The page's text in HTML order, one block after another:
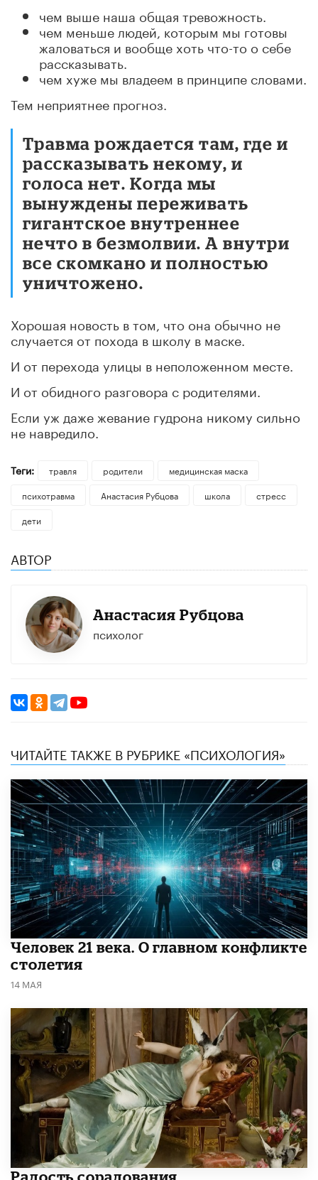
чем выше наша общая тревожность.
чем меньше людей, которым мы готовы
жаловаться и вообще хоть что-то о себе
рассказывать.
чем хуже мы владеем в принципе словами.
Тем неприятнее прогноз.
Травма рождается там, где и
рассказывать некому, и
голоса нет. Когда мы
вынуждены переживать
гигантское внутреннее
нечто в безмолвии. А внутри
все скомкано и полностью
уничтожено.
Хорошая новость в том, что она обычно не
случается от похода в школу в маске.
И от перехода улицы в неположенном месте.
И от обидного разговора с родителями.
Если уж даже жевание гудрона никому сильно
не навредило.
Теги: травля родители
медицинская маска
психотравма
Анастасия Рубцова школа
стресс
дети
АВТОР
Анастасия Рубцова
психолог
ЧИТАЙТЕ ТАКЖЕ В РУБРИКЕ «ПСИХОЛОГИЯ»
​Человек 21 века. О главном конфликте
столетия
14 МАЯ
Радость сорадования